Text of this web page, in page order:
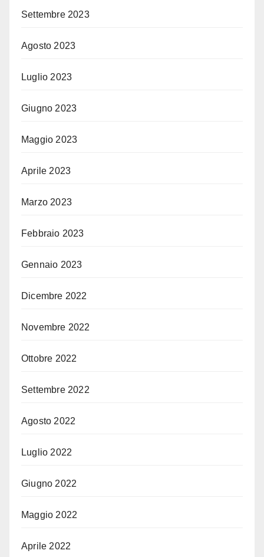
Settembre 2023
Agosto 2023
Luglio 2023
Giugno 2023
Maggio 2023
Aprile 2023
Marzo 2023
Febbraio 2023
Gennaio 2023
Dicembre 2022
Novembre 2022
Ottobre 2022
Settembre 2022
Agosto 2022
Luglio 2022
Giugno 2022
Maggio 2022
Aprile 2022